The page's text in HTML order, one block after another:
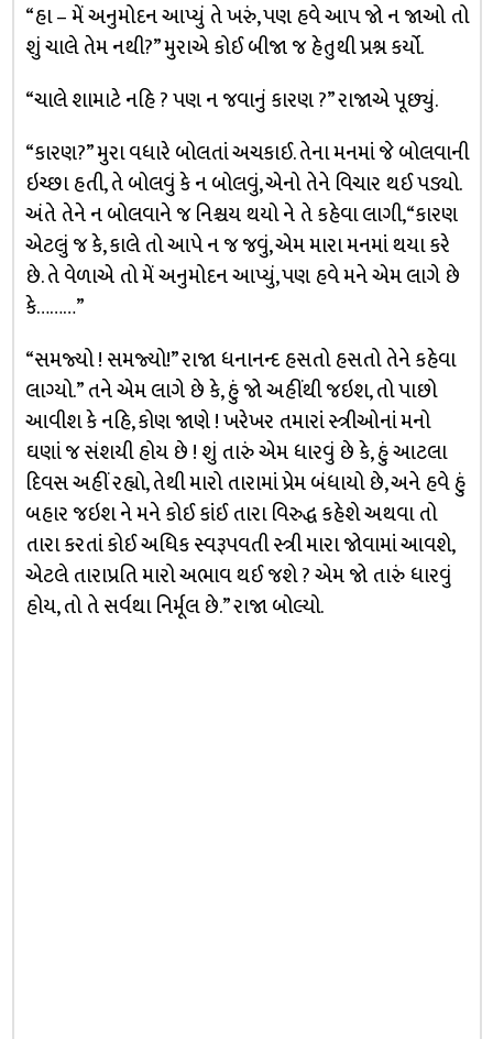
“હા – મેં અનુમોદન આપ્યું તે ખરું, પણ હવે આપ જો ન જાઓ તો
શું ચાલે તેમ નથી?” મુરાએ કોઈ બીજા જ હેતુથી પ્રશ્ન કર્યો.
“ચાલે શામાટે નહિ ? પણ ન જવાનું કારણ ?” રાજાએ પૂછ્યું.
“કારણ?” મુરા વધારે બોલતાં અચકાઈ. તેના મનમાં જે બોલવાની
ઇચ્છા હતી, તે બોલવું કે ન બોલવું, એનો તેને વિચાર થઈ પડ્યો.
અંતે તેને ન બોલવાને જ નિશ્ચય થયો ને તે કહેવા લાગી, “કારણ
એટલું જ કે, કાલે તો આપે ન જ જવું, એમ મારા મનમાં થયા કરે
છે. તે વેળાએ તો મેં અનુમોદન આપ્યું, પણ હવે મને એમ લાગે છે
કે………”
“સમજ્યો ! સમજ્યો!” રાજા ધનાનન્દ હસતો હસતો તેને કહેવા
લાગ્યો.” તને એમ લાગે છે કે, હું જો અહીંથી જઇશ, તો પાછો
આવીશ કે નહિ, કોણ જાણે ! ખરેખર તમારાં સ્ત્રીઓનાં મનો
ઘણાં જ સંશયી હોય છે ! શું તારું એમ ધારવું છે કે, હું આટલા
દિવસ અહીં રહ્યો, તેથી મારો તારામાં પ્રેમ બંધાયો છે, અને હવે હું
બહાર જઇશ ને મને કોઈ કાંઈ તારા વિરુદ્ધ કહેશે અથવા તો
તારા કરતાં કોઈ અધિક સ્વરૂપવતી સ્ત્રી મારા જોવામાં આવશે,
એટલે તારાપ્રતિ મારો અભાવ થઈ જશે ? એમ જો તારું ધારવું
હોય, તો તે સર્વથા નિર્મૂલ છે.” રાજા બોલ્યો.